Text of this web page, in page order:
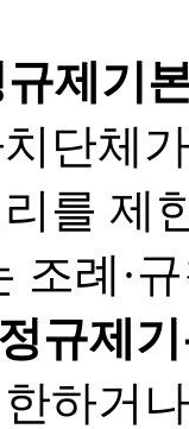
제기
단체
를 제
조례·
규제
하거